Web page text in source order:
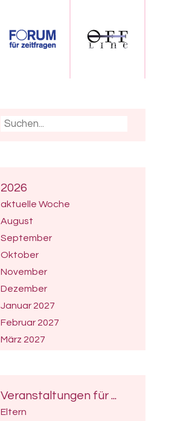
2026
aktuelle Woche
August
September
Oktober
November
Dezember
Januar 2027
Februar 2027
März 2027
Juni 2027
Juli 2027
Veranstaltungen für ...
Eltern